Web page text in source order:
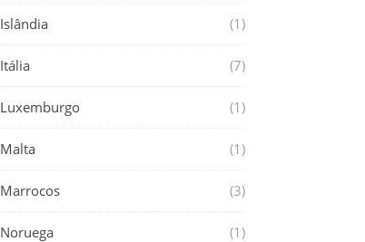
Islândia (1)
Itália (7)
Luxemburgo (1)
Malta (1)
Marrocos (3)
Noruega (1)